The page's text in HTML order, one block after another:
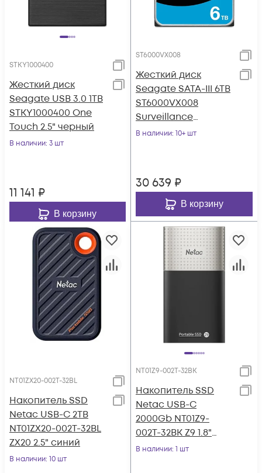
STKY1000400
Жесткий диск
Seagate USB 3.0 1TB
STKY1000400 One
Touch 2.5" черный
В наличии: 3 шт
11 141 ₽
В корзину
ST6000VX008
Жесткий диск
Seagate SATA-III 6TB
ST6000VX008
Surveillance
Skyhawk 4KN
В наличии: 10+ шт
30 639 ₽
В корзину
NT01ZX20-002T-32BL
Накопитель SSD
Netac USB-C 2TB
NT01ZX20-002T-32BL
ZX20 2.5" синий
В наличии: 10 шт
NT01Z9-002T-32BK
Накопитель SSD
Netac USB-C
2000Gb NT01Z9-
002T-32BK Z9 1.8"
черный
В наличии: 1 шт